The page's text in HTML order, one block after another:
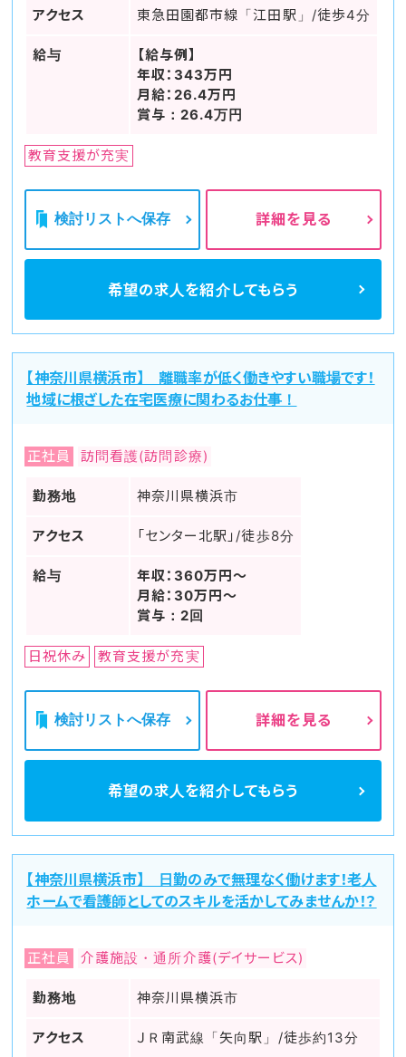
アクセス 東急田園都市線「江田駅」/徒歩4分
給与
【給与例】
年収：343万円
月給：26.4万円
賞与：26.4万円
教育支援が充実
検討リストへ保存 詳細を見る
希望の求人を紹介してもらう
【神奈川県横浜市】 離職率が低く働きやすい職場です！
地域に根ざした在宅医療に関わるお仕事！
正社員 訪問看護(訪問診療)
勤務地 神奈川県横浜市
アクセス 「センター北駅」/徒歩8分
給与
年収：360万円～
月給：30万円～
賞与：2回
日祝休み 教育支援が充実
検討リストへ保存 詳細を見る
希望の求人を紹介してもらう
【神奈川県横浜市】 日勤のみで無理なく働けます！老人
ホームで看護師としてのスキルを活かしてみませんか！？
正社員 介護施設・通所介護(デイサービス)
勤務地 神奈川県横浜市
アクセス ＪＲ南武線「矢向駅」/徒歩約13分